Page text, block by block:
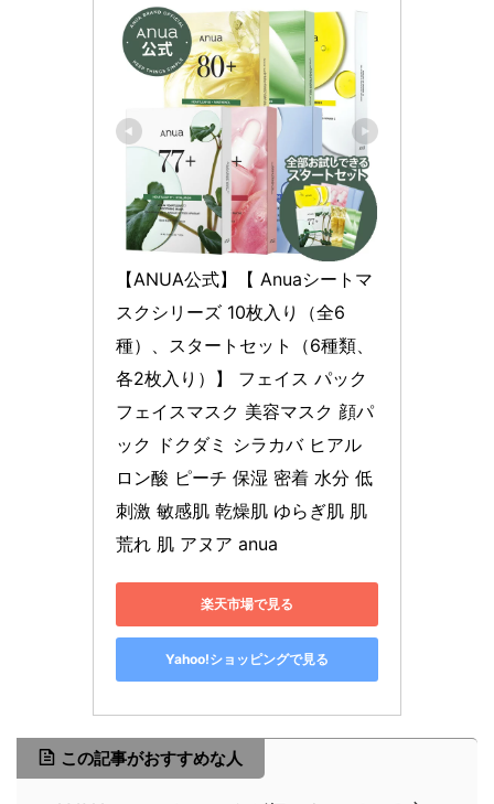
【ANUA公式】【 Anuaシートマ
スクシリーズ 10枚入り（全6
種）、スタートセット（6種類、
各2枚入り）】 フェイス パック
フェイスマスク 美容マスク 顔パ
ック ドクダミ シラカバ ヒアル
ロン酸 ピーチ 保湿 密着 水分 低
刺激 敏感肌 乾燥肌 ゆらぎ肌 肌
荒れ 肌 アヌア anua
楽天市場で見る
Yahoo!ショッピングで見る
この記事がおすすめな人